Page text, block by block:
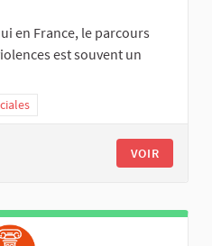
en France, le parcours
est souvent un
VOIR